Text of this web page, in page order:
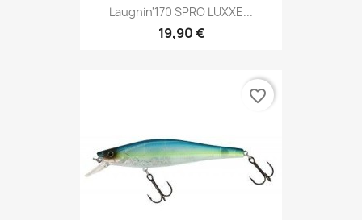
Laughin'170 SPRO LUXXE...
19,90 €
favorite_border